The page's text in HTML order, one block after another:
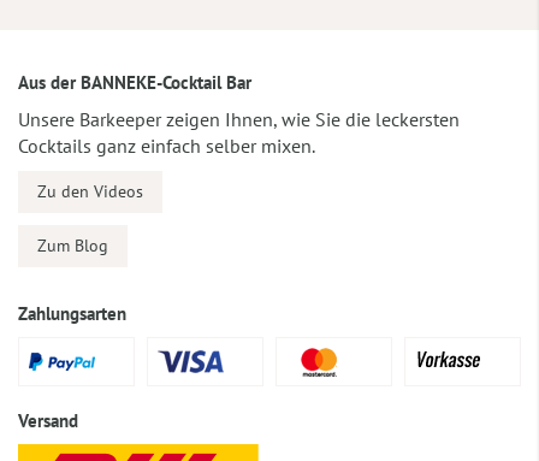
Aus der BANNEKE-Cocktail Bar
Unsere Barkeeper zeigen Ihnen, wie Sie die leckersten
Cocktails ganz einfach selber mixen.
Zu den Videos
Zum Blog
Zahlungsarten
Versand